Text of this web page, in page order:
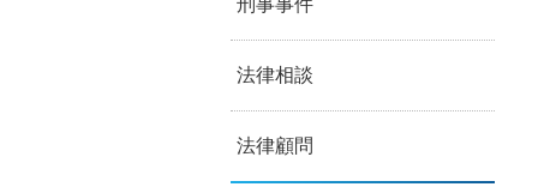
法律相談
法律顧問